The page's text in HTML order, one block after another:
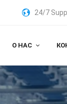
24/7
О НАС